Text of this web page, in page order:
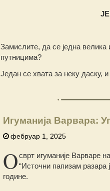
Замислите, да се једна велика
путницима?
Један се хвата за неку даску,
Игуманија Варвара:
фебруар 1, 2025
Oсврт игуманије Варваре
“Источни папизам разара
године.